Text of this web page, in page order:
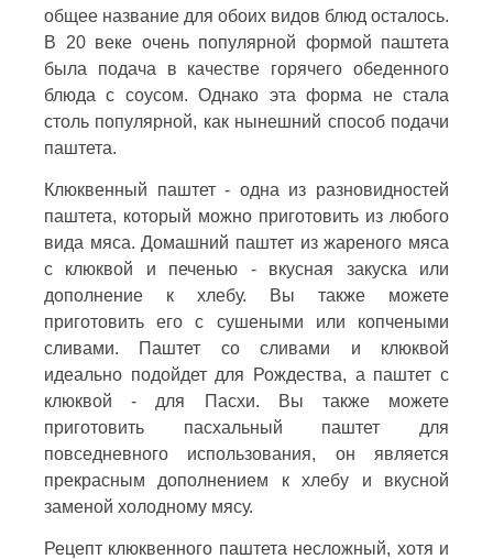
общее название для обоих видов блюд осталось.
В 20 веке очень популярной формой паштета
была подача в качестве горячего обеденного
блюда с соусом. Однако эта форма не стала
столь популярной, как нынешний способ подачи
паштета.
Клюквенный паштет - одна из разновидностей
паштета, который можно приготовить из любого
вида мяса. Домашний паштет из жареного мяса
с клюквой и печенью - вкусная закуска или
дополнение к хлебу. Вы также можете
приготовить его с сушеными или копчеными
сливами. Паштет со сливами и клюквой
идеально подойдет для Рождества, а паштет с
клюквой - для Пасхи. Вы также можете
приготовить пасхальный паштет для
повседневного использования, он является
прекрасным дополнением к хлебу и вкусной
заменой холодному мясу.
Рецепт клюквенного паштета несложный, хотя и